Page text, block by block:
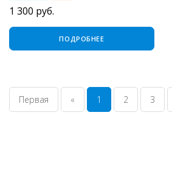
1 300 руб.
ПОДРОБНЕЕ
Первая « 1 2 3